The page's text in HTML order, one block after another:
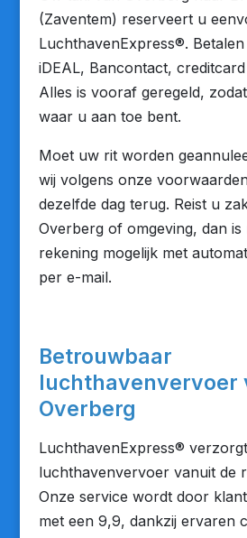
(Zaventem) reserveert u
LuchthavenExpress®.
iDEAL, Bancontact,
Alles is vooraf geregeld,
waar u aan toe bent.
Moet uw rit worden
wij volgens onze
dezelfde dag terug. Reist u
Overberg of omgeving, dan is
rekening mogelijk met
per e-mail.
Betrouwbaar
luchthavenvervoer
Overberg
LuchthavenExpress®
luchthavenvervoer vanuit de
Onze service wordt door
met een 9,9, dankzij ervaren